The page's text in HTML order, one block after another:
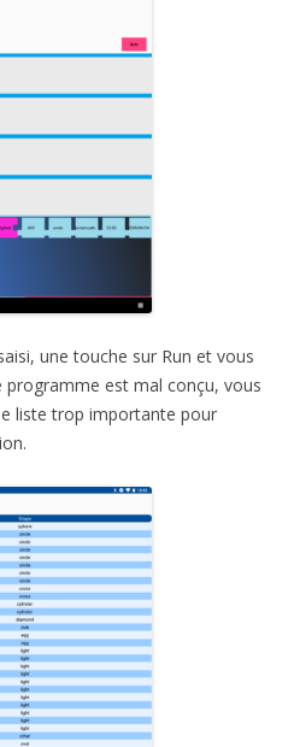
une touche sur Run et vous
programme est mal conçu, vous
liste trop importante pour